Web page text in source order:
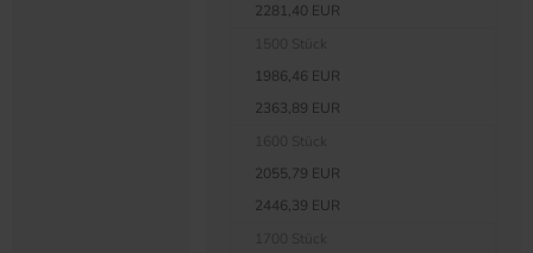
2281,40 EUR
1986,46 EUR
2363,89 EUR
2055,79 EUR
2446,39 EUR